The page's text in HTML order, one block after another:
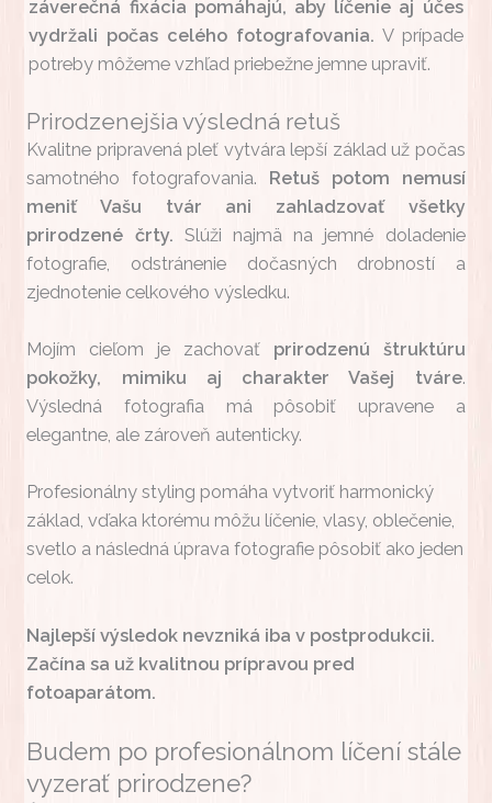
záverečná fixácia pomáhajú, aby líčenie aj účes
vydržali počas celého fotografovania. V prípade
potreby môžeme vzhľad priebežne jemne upraviť.
Prirodzenejšia výsledná retuš
Kvalitne pripravená pleť vytvára lepší základ už počas
samotného fotografovania. Retuš potom nemusí
meniť Vašu tvár ani zahladzovať všetky
prirodzené črty. Slúži najmä na jemné doladenie
fotografie, odstránenie dočasných drobností a
zjednotenie celkového výsledku.
Mojím cieľom je zachovať prirodzenú štruktúru
pokožky, mimiku aj charakter Vašej tváre.
Výsledná fotografia má pôsobiť upravene a
elegantne, ale zároveň autenticky.
Profesionálny styling pomáha vytvoriť harmonický
základ, vďaka ktorému môžu líčenie, vlasy, oblečenie,
svetlo a následná úprava fotografie pôsobiť ako jeden
celok.
Najlepší výsledok nevzniká iba v postprodukcii.
Začína sa už kvalitnou prípravou pred
fotoaparátom.
Budem po profesionálnom líčení stále
vyzerať prirodzene?